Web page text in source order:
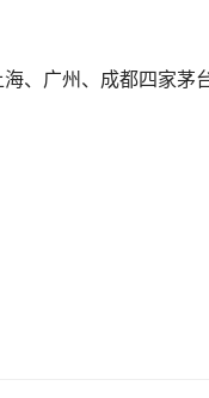
、广州、成都四家